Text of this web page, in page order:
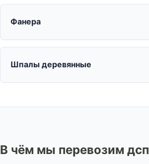
Фанера
Шпалы деревянные
В чём мы перевозим дсп